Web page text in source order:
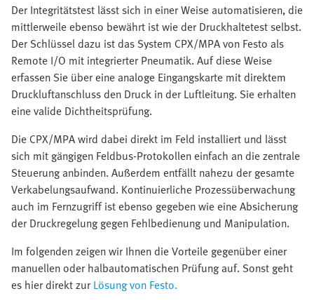
Der Integritätstest lässt sich in einer Weise automatisieren, die
mittlerweile ebenso bewährt ist wie der Druckhaltetest selbst.
Der Schlüssel dazu ist das System CPX/MPA von Festo als
Remote I/O mit integrierter Pneumatik. Auf diese Weise
erfassen Sie über eine analoge Eingangskarte mit direktem
Druckluftanschluss den Druck in der Luftleitung. Sie erhalten
eine valide Dichtheitsprüfung.
Die CPX/MPA wird dabei direkt im Feld installiert und lässt
sich mit gängigen Feldbus-Protokollen einfach an die zentrale
Steuerung anbinden. Außerdem entfällt nahezu der gesamte
Verkabelungsaufwand. Kontinuierliche Prozessüberwachung
auch im Fernzugriff ist ebenso gegeben wie eine Absicherung
der Druckregelung gegen Fehlbedienung und Manipulation.
Im folgenden zeigen wir Ihnen die Vorteile gegenüber einer
manuellen oder halbautomatischen Prüfung auf. Sonst geht
es hier direkt zur Lösung von Festo.